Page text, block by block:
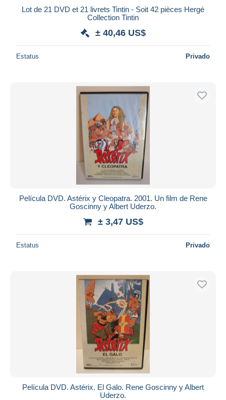
Lot de 21 DVD et 21 livrets Tintin - Soit 42 pièces Hergé
Collection Tintin
± 40,46 US$
Estatus Privado
Película DVD. Astérix y Cleopatra. 2001. Un film de Rene
Goscinny y Albert Uderzo.
± 3,47 US$
Estatus Privado
Película DVD. Astérix. El Galo. Rene Goscinny y Albert
Uderzo.